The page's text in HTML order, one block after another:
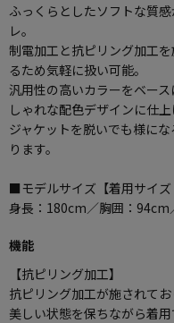
ふっくらとしたソフトな質
レ。
制電加工と抗ピリング加工
るため気軽に扱い可能。
汎用性の高いカラーをベー
しゃれな配色デザインに仕上
ジャケットを脱いでも様に
ります。
■モデルサイズ【着用サイズ
身長：180cm／胸囲：
機能
【抗ピリング加工】
抗ピリング加工が施されて
美しい状態を保ちながら着用